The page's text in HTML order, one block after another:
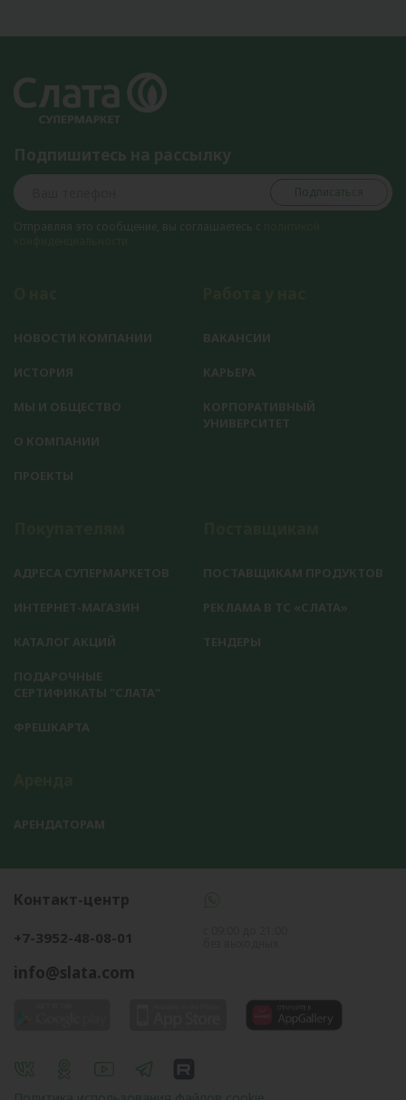
Подпишитесь на рассылку
Подписаться
Отправляя это сообщение, вы соглашаетесь с
НОВОСТИ КОМПАНИИ
ИСТОРИЯ
МЫ И ОБЩЕСТВО
О КОМПАНИИ
ПРОЕКТЫ
ВАКАНСИИ
КАРЬЕРА
КОРПОРАТИВНЫЙ
УНИВЕРСИТЕТ
АДРЕСА СУПЕРМАРКЕТОВ
ИНТЕРНЕТ-МАГАЗИН
КАТАЛОГ АКЦИЙ
ПОДАРОЧНЫЕ
СЕРТИФИКАТЫ "СЛАТА"
ФРЕШКАРТА
ПОСТАВЩИКАМ ПРОДУКТОВ
РЕКЛАМА В ТС «СЛАТА»
ТЕНДЕРЫ
АРЕНДАТОРАМ
Контакт-центр
+7-3952-48-08-01
info@slata.com